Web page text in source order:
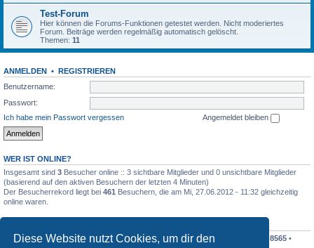
Diese Website nutzt Cookies, um dir den
Test-Forum
Hier können die Forums-Funktionen getestet werden. Nicht moderiertes
Forum. Beiträge werden regelmäßig automatisch gelöscht.
Themen: 11
ANMELDEN •
REGISTRIEREN
Benutzername:
Passwort:
Ich habe mein Passwort vergessen
Angemeldet bleiben
WER IST ONLINE?
Insgesamt sind 3 Besucher online :: 3 sichtbare Mitglieder und 0 unsichtbare Mitglieder
(basierend auf den aktiven Besuchern der letzten 4 Minuten)
Der Besucherrekord liegt bei 461 Besuchern, die am Mi, 27.06.2012 - 11:32 gleichzeitig
online waren.
Beiträge insgesamt198410• Themen insgesamt19195• Mitglieder insgesamt 8565 •